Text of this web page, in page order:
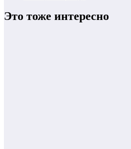
Это тоже интересно